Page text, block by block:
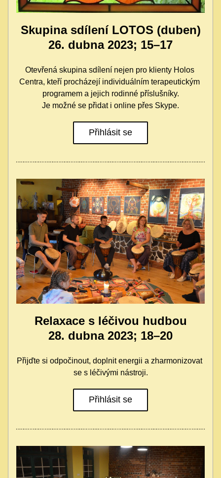
Skupina sdílení LOTOS (duben)
26. dubna 2023; 15–17
Otevřená skupina sdílení nejen pro klienty Holos
Centra, kteří procházejí individuálním terapeutickým
programem a jejich rodinné příslušníky.
Je možné se přidat i online přes Skype.
Přihlásit se
Relaxace s léčivou hudbou
28. dubna 2023; 18–20
Přijďte si odpočinout, doplnit energii a zharmonizovat
se s léčivými nástroji.
Přihlásit se